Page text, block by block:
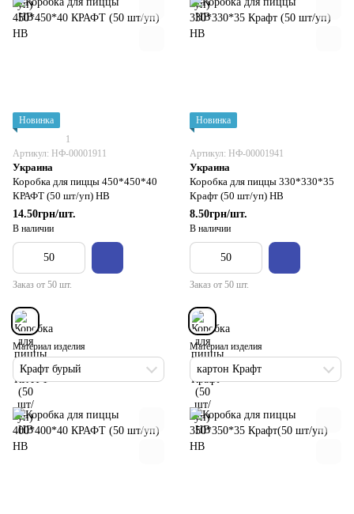
Новинка
1
Артикул: НФ-00001911
Украина
Коробка для пиццы 450*450*40
КРАФТ (50 шт/уп) НВ
14.50грн/шт.
В наличии
Заказ от 50 шт.
Материал изделия
Крафт бурый
Новинка
Артикул: НФ-00001941
Украина
Коробка для пиццы 330*330*35
Крафт (50 шт/уп) НВ
8.50грн/шт.
В наличии
Заказ от 50 шт.
Материал изделия
картон Крафт